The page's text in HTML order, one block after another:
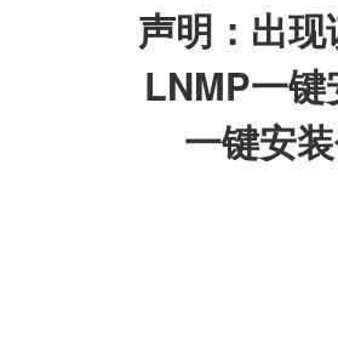
声明：出
LNMP一
一键安